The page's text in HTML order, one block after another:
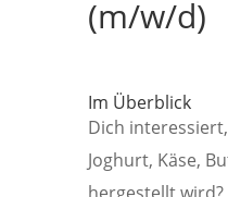
(m/w/d)
Im Überblick
Dich
Joghurt, Käse,